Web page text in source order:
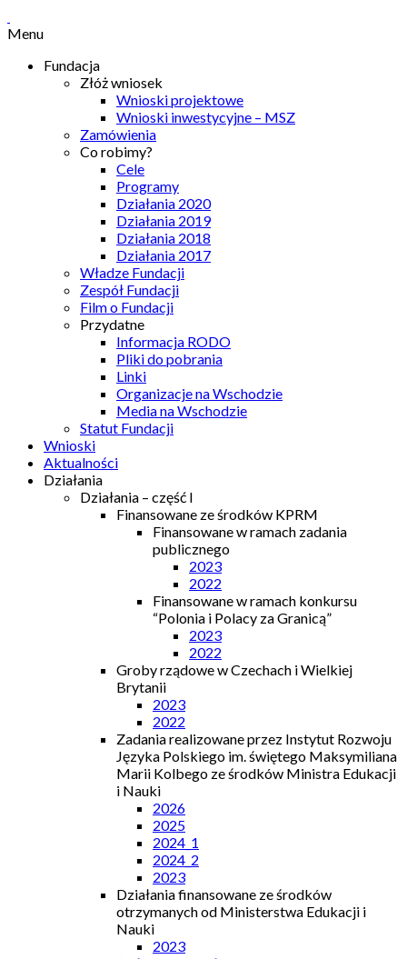
Menu
Fundacja
Złóż wniosek
Wnioski projektowe
Wnioski inwestycyjne – MSZ
Zamówienia
Co robimy?
Cele
Programy
Działania 2020
Działania 2019
Działania 2018
Działania 2017
Władze Fundacji
Zespół Fundacji
Film o Fundacji
Przydatne
Informacja RODO
Pliki do pobrania
Linki
Organizacje na Wschodzie
Media na Wschodzie
Statut Fundacji
Wnioski
Aktualności
Działania
Działania – część I
Finansowane ze środków KPRM
Finansowane w ramach zadania
publicznego
2023
2022
Finansowane w ramach konkursu
“Polonia i Polacy za Granicą”
2023
2022
Groby rządowe w Czechach i Wielkiej
Brytanii
2023
2022
Zadania realizowane przez Instytut Rozwoju
Języka Polskiego im. świętego Maksymiliana
Marii Kolbego ze środków Ministra Edukacji
i Nauki
2026
2025
2024_1
2024_2
2023
Działania finansowane ze środków
otrzymanych od Ministerstwa Edukacji i
Nauki
2023